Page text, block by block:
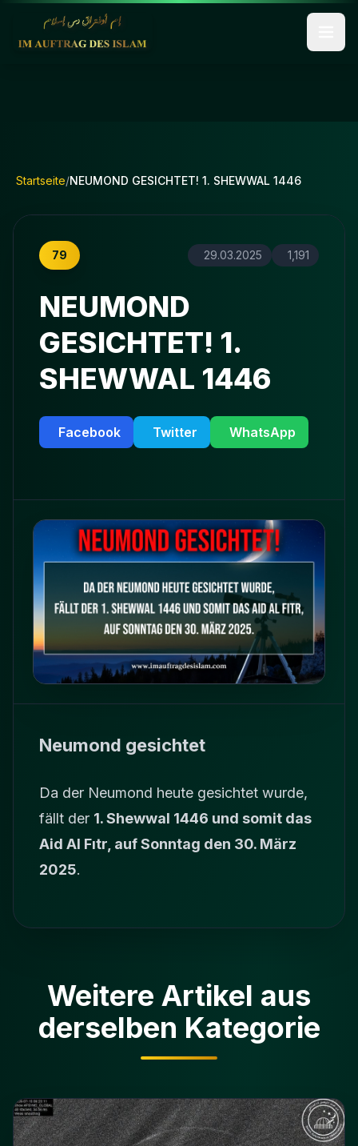
Startseite/NEUMOND GESICHTET! 1. SHEWWAL 1446
79 29.03.2025 1,191
NEUMOND
GESICHTET! 1.
SHEWWAL 1446
Facebook Twitter WhatsApp
Neumond gesichtet
Da der Neumond heute gesichtet wurde,
fällt der 1. Shewwal 1446 und somit das
Aid Al Fıtr, auf Sonntag den 30. März
2025.
Weitere Artikel aus
derselben Kategorie